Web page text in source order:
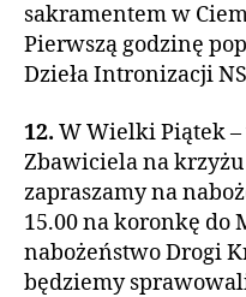
sakramentem w
Pierwszą godzinę
Dzieła Intronizacji
12. W Wielki Piątek
Zbawiciela na krzyżu
zapraszamy na
15.00 na koronkę do
nabożeństwo Drogi
będziemy